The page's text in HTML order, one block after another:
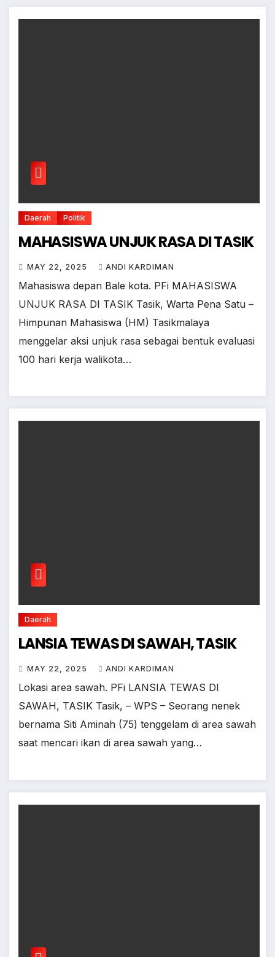
Daerah Politik
MAHASISWA UNJUK RASA DI TASIK
MAY 22, 2025 ANDI KARDIMAN
Mahasiswa depan Bale kota. PFi MAHASISWA
UNJUK RASA DI TASIK Tasik, Warta Pena Satu –
Himpunan Mahasiswa (HM) Tasikmalaya
menggelar aksi unjuk rasa sebagai bentuk evaluasi
100 hari kerja walikota…
Daerah
LANSIA TEWAS DI SAWAH, TASIK
MAY 22, 2025 ANDI KARDIMAN
Lokasi area sawah. PFi LANSIA TEWAS DI
SAWAH, TASIK Tasik, – WPS – Seorang nenek
bernama Siti Aminah (75) tenggelam di area sawah
saat mencari ikan di area sawah yang…